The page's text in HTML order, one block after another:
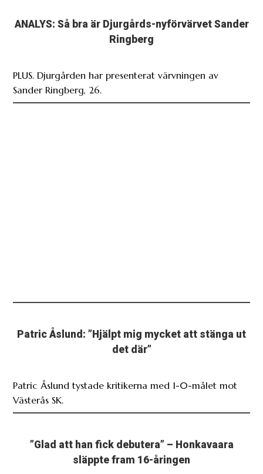
ANALYS: Så bra är Djurgårds-nyförvärvet Sander
Ringberg
PLUS. Djurgården har presenterat värvningen av
Sander Ringberg, 26.
Patric Åslund: ”Hjälpt mig mycket att stänga ut
det där”
Patric Åslund tystade kritikerna med 1-0-målet mot
Västerås SK.
”Glad att han fick debutera” – Honkavaara
släppte fram 16-åringen